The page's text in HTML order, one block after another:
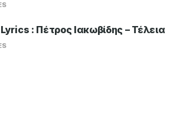
Lyrics : Πέτρος Ιακωβίδης – Τέλεια